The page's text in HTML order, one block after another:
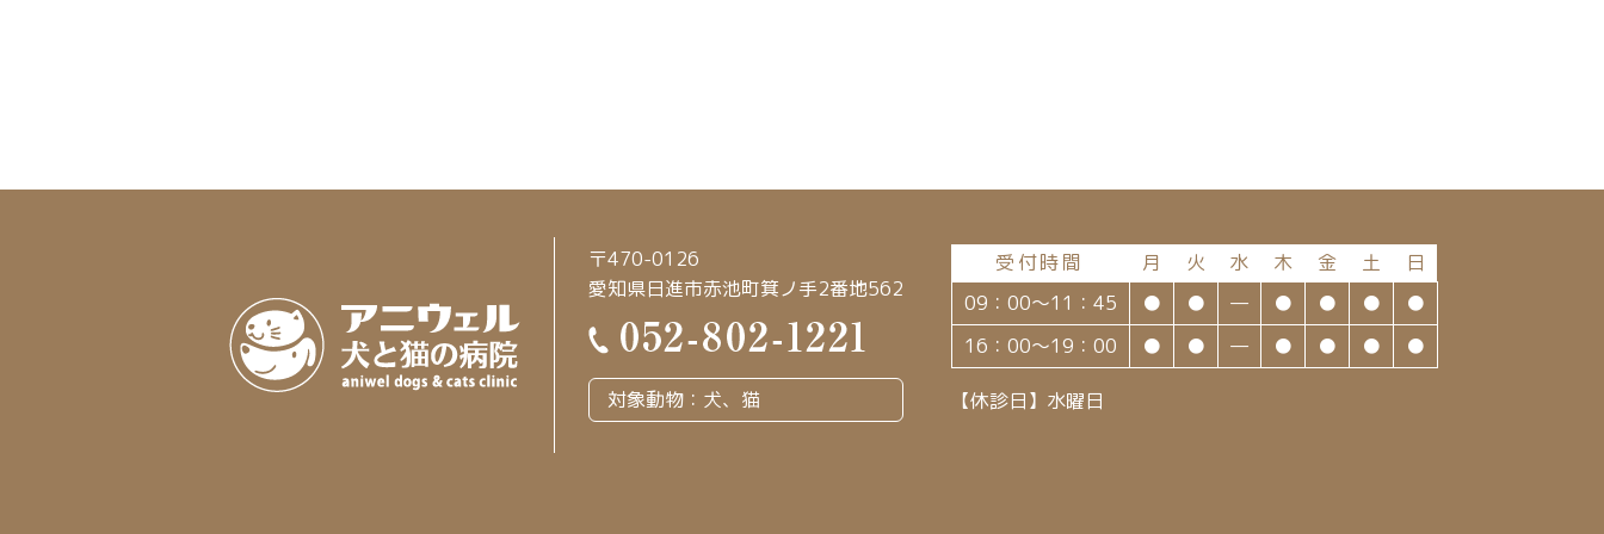
〒470-0126
愛知県日進市赤池町箕ノ手2番地562
対象動物：犬、猫
受付時間 月 火 水 木 金 土
日
09：00～11：45
● ● — ● ● ●
●
16：00～19：00
● ● — ● ● ● ●
【休診日】水曜日